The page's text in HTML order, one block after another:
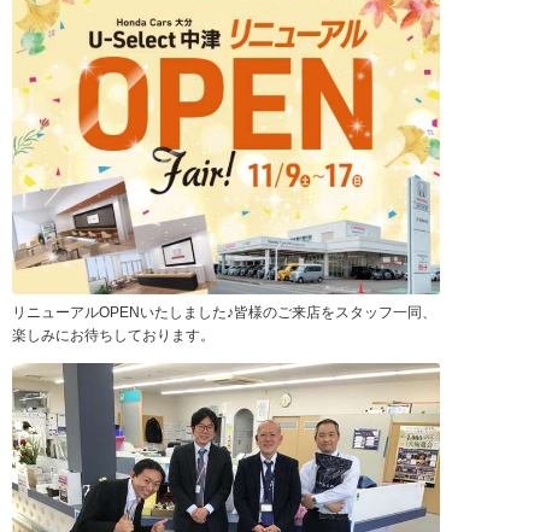
リニューアルOPENいたしました♪皆様のご来店をスタッフ一同、
楽しみにお待ちしております。